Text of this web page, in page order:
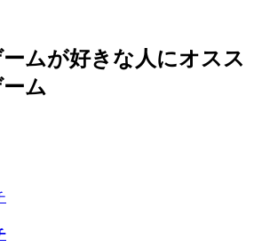
ムが好きな人にオスス
ム